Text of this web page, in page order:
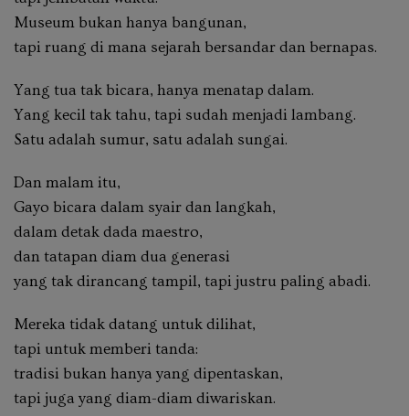
Museum bukan hanya bangunan,
tapi ruang di mana sejarah bersandar dan bernapas.
Yang tua tak bicara, hanya menatap dalam.
Yang kecil tak tahu, tapi sudah menjadi lambang.
Satu adalah sumur, satu adalah sungai.
Dan malam itu,
Gayo bicara dalam syair dan langkah,
dalam detak dada maestro,
dan tatapan diam dua generasi
yang tak dirancang tampil, tapi justru paling abadi.
Mereka tidak datang untuk dilihat,
tapi untuk memberi tanda:
tradisi bukan hanya yang dipentaskan,
tapi juga yang diam-diam diwariskan.